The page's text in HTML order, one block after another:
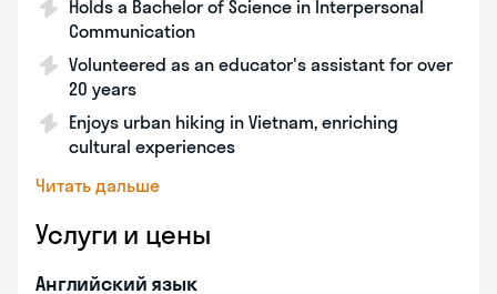
Holds a Bachelor of Science in Interpersonal
Communication
Volunteered as an educator's assistant for over
20 years
Enjoys urban hiking in Vietnam, enriching
cultural experiences
Читать дальше
Услуги и цены
Английский язык